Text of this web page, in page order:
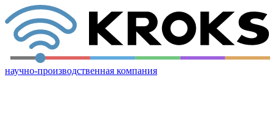
научно-производственная компания